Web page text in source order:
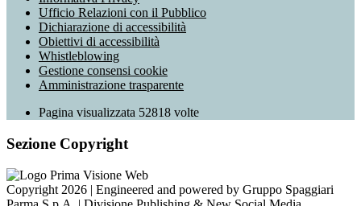
Ufficio Relazioni con il Pubblico
Dichiarazione di accessibilità
Obiettivi di accessibilità
Whistleblowing
Gestione consensi cookie
Amministrazione trasparente
Pagina visualizzata 52818 volte
Sezione Copyright
Copyright 2026 | Engineered and powered by Gruppo Spaggiari